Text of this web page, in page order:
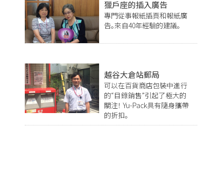
獵戶座的插入廣告
專門從事報紙插頁和報紙廣
告。來自40年經驗的建議。
越谷大倉站郵局
可以在百貨商店包裝中進行
的“目錄銷售”引起了極大的
關注！ Yu-Pack具有隨身攜帶
的折扣。